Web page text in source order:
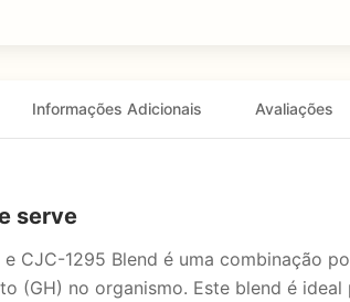
Informações Adicionais Avaliações
serve
e CJC-1295 Blend é uma combinação
(GH) no organismo. Este blend é